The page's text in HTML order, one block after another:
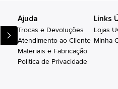
Ajuda
Trocas e Devoluções
Atendimento ao Cliente
Materiais e Fabricação
Política de Privacidade
Links
Lojas
Minha